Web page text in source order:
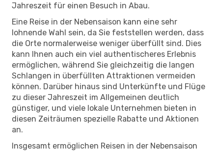
Jahreszeit für einen Besuch in Abau.
Eine Reise in der Nebensaison kann eine sehr
lohnende Wahl sein, da Sie feststellen werden, dass
die Orte normalerweise weniger überfüllt sind. Dies
kann Ihnen auch ein viel authentischeres Erlebnis
ermöglichen, während Sie gleichzeitig die langen
Schlangen in überfüllten Attraktionen vermeiden
können. Darüber hinaus sind Unterkünfte und Flüge
zu dieser Jahreszeit im Allgemeinen deutlich
günstiger, und viele lokale Unternehmen bieten in
diesen Zeiträumen spezielle Rabatte und Aktionen
an.
Insgesamt ermöglichen Reisen in der Nebensaison